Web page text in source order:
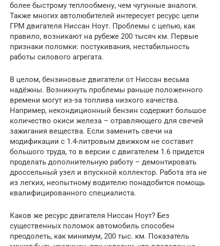
более быстрому теплообмену, чем чугунные аналоги.
Также многих автолюбителей интересует ресурс цепи
ГРМ двигателя Ниссан Ноут. Проблемы с цепью, как
правило, возникают на рубеже 200 тысяч км. Первые
признаки поломки: постукивания, нестабильность
работы силового агрегата.
В целом, бензиновые двигатели от Ниссан весьма
надёжны. Возникнуть проблемы раньше положенного
времени могут из-за топлива низкого качества.
Например, некондиционный бензин содержит большое
количество окиси железа – отравляющего для свечей
зажигания вещества. Если заменить свечи на
модификации с 1.4-литровым движком не составит
большого труда, то в версии с двигателем 1.6 придется
проделать дополнительную работу – демонтировать
дроссельный узел и впускной коллектор. Работа эта не
из легких, неопытному водителю понадобится помощь
квалифицированного специалиста.
Каков же ресурс двигателя Ниссан Ноут? Без
существенных поломок автомобиль способен
преодолеть, как минимум, 200 тыс. км. Показатель